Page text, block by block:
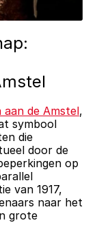
de Amstel,
symbool
die
door de
op
van 1917,
naar het
grote